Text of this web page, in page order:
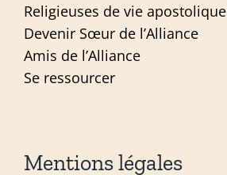
Religieuses de vie apostolique
Devenir Sœur de l’Alliance
Amis de l’Alliance
Se ressourcer
Mentions légales